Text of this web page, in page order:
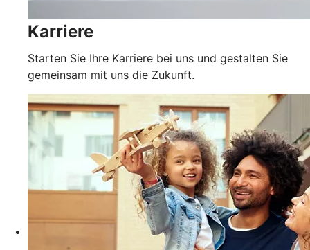
Karriere
Starten Sie Ihre Karriere bei uns und gestalten Sie
gemeinsam mit uns die Zukunft.